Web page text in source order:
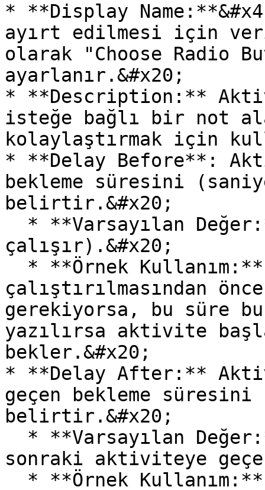
* **Display
ayırt edilmesi için
olarak "Choose Radio
ayarlanır.&#x20;
* **Description:**
isteğe bağlı bir not
kolaylaştırmak için
* **Delay Before**:
bekleme süresini
belirtir.&#x20;
çalışır).&#x20;
çalıştırılmasından
gerekiyorsa, bu süre
yazılırsa aktivite
bekler.&#x20;
* **Delay After:**
geçen bekleme
belirtir.&#x20;
sonraki aktiviteye